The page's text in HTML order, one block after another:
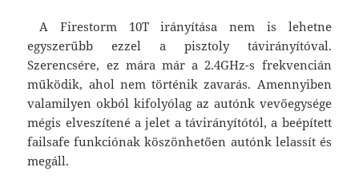
A Firestorm 10T irányítása nem is lehetne
egyszerűbb ezzel a pisztoly távirányítóval.
Szerencsére, ez mára már a 2.4GHz-s frekvencián
működik, ahol nem történik zavarás. Amennyiben
valamilyen okból kifolyólag az autónk vevőegysége
mégis elveszítené a jelet a távirányítótól, a beépített
failsafe funkciónak köszönhetően autónk lelassít és
megáll.